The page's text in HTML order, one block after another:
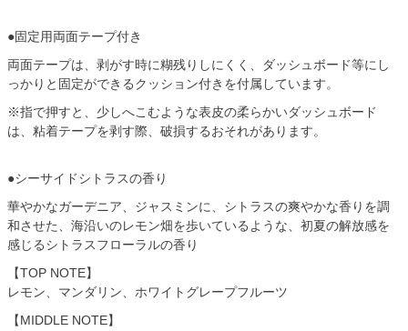
●固定用両面テープ付き
両面テープは、剥がす時に糊残りしにくく、ダッシュボード等にし
っかりと固定ができるクッション付きを付属しています。
※指で押すと、少しへこむような表皮の柔らかいダッシュボード
は、粘着テープを剥す際、破損するおそれがあります。
●シーサイドシトラスの香り
華やかなガーデニア、ジャスミンに、シトラスの爽やかな香りを調
和させた、海沿いのレモン畑を歩いているような、初夏の解放感を
感じるシトラスフローラルの香り
【TOP NOTE】
レモン、マンダリン、ホワイトグレープフルーツ
【MIDDLE NOTE】